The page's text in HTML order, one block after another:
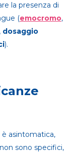
la presenza di
(emocromo,
, dosaggio
).
è asintomatica,
sono specifici,